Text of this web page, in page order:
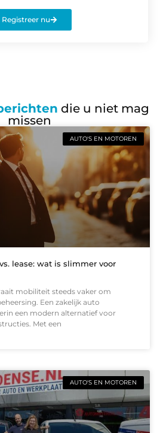
Registreer nu
die u niet mag
missen
AUTO'S EN MOTOREN
lease: wat is slimmer voor
mobiliteit steeds vaker om
Een zakelijk auto
een modern alternatief voor
Met een
AUTO'S EN MOTOREN